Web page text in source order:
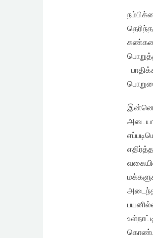
கண்களை